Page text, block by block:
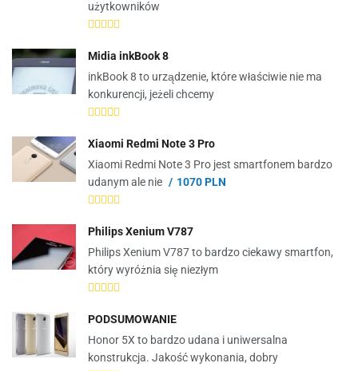
użytkowników
Midia inkBook 8
inkBook 8 to urządzenie, które właściwie nie ma
konkurencji, jeżeli chcemy
Xiaomi Redmi Note 3 Pro
Xiaomi Redmi Note 3 Pro jest smartfonem bardzo
udanym ale nie
1070 PLN
Philips Xenium V787
Philips Xenium V787 to bardzo ciekawy smartfon,
który wyróżnia się niezłym
PODSUMOWANIE
Honor 5X to bardzo udana i uniwersalna
konstrukcja. Jakość wykonania, dobry